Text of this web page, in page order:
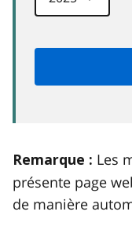
Remarque : Les
présente page
de manière